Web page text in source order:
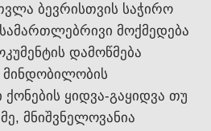
ბევრისთვის საჭირო
მოქმედება
დამოწმება
მინდობილობის
ყიდვა-გაყიდვა თუ
მნიშვნელოვანია